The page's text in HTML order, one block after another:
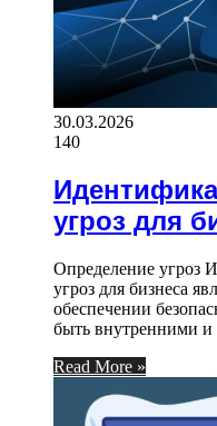
30.03.2026
140
угроз для
Определение угроз
угроз для бизнеса
обеспечении
быть внутренними
Read More »